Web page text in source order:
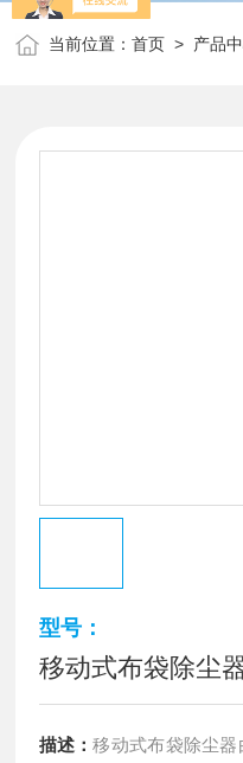
当前位置：首页 > 产品
型号：
移动式布袋除尘
描述：移动式布袋除尘